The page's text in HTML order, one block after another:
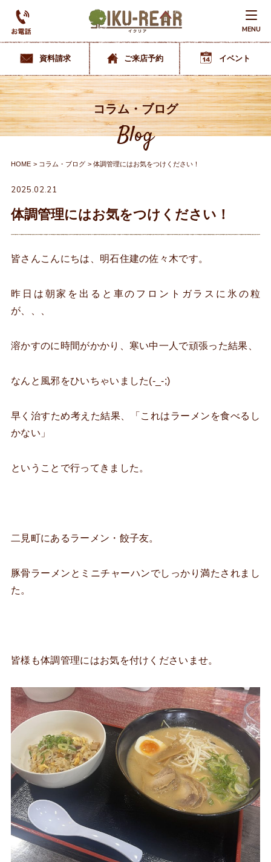
MENU
資料請求 ご来店予約 イベント
コラム・ブログ
Blog
HOME コラム・ブログ 体調管理にはお気をつけください！
2025.02.21
体調管理にはお気をつけください！
皆さんこんにちは、明石住建の佐々木です。
昨日は朝家を出ると車のフロントガラスに氷の粒
が、、、
溶かすのに時間がかかり、寒い中一人で頑張った結果、
なんと風邪をひいちゃいました(-_-;)
早く治すため考えた結果、「これはラーメンを食べるし
かない」
ということで行ってきました。
二見町にあるラーメン・餃子友。
豚骨ラーメンとミニチャーハンでしっかり満たされまし
た。
皆様も体調管理にはお気を付けくださいませ。